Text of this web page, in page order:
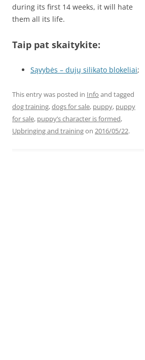
during its first 14 weeks, it will hate
them all its life.
Taip pat skaitykite:
Sąvybės – dujų silikato blokeliai;
This entry was posted in Info and tagged
dog training,dogs for sale, puppy, puppy
for sale, puppy’s character is formed,
Upbringing and trainingon 2016/05/22.